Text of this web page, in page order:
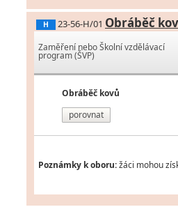
H 23-56-H/01 Obráběč
Zaměření nebo Školní vzdělávací
program (ŠVP)
Obráběč kovů
porovnat
Poznámky k oboru:žáci mohou